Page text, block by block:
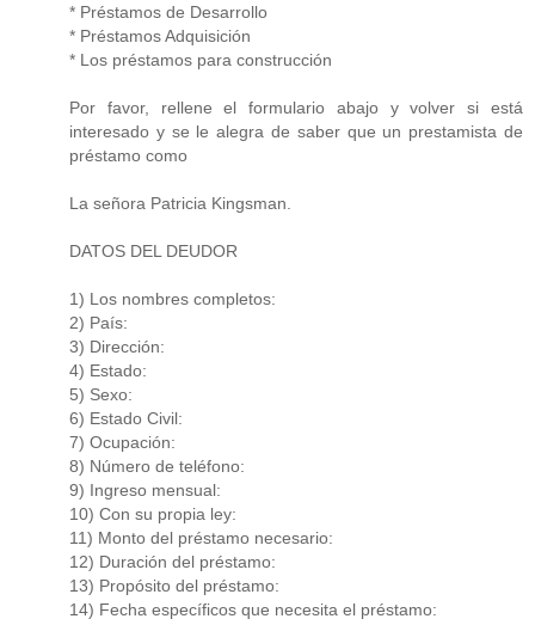
* Préstamos de Desarrollo
* Préstamos Adquisición
* Los préstamos para construcción
Por favor, rellene el formulario abajo y volver si está
interesado y se le alegra de saber que un prestamista de
préstamo como
La señora Patricia Kingsman.
DATOS DEL DEUDOR
1) Los nombres completos:
2) País:
3) Dirección:
4) Estado:
5) Sexo:
6) Estado Civil:
7) Ocupación:
8) Número de teléfono:
9) Ingreso mensual:
10) Con su propia ley:
11) Monto del préstamo necesario:
12) Duración del préstamo:
13) Propósito del préstamo:
14) Fecha específicos que necesita el préstamo: